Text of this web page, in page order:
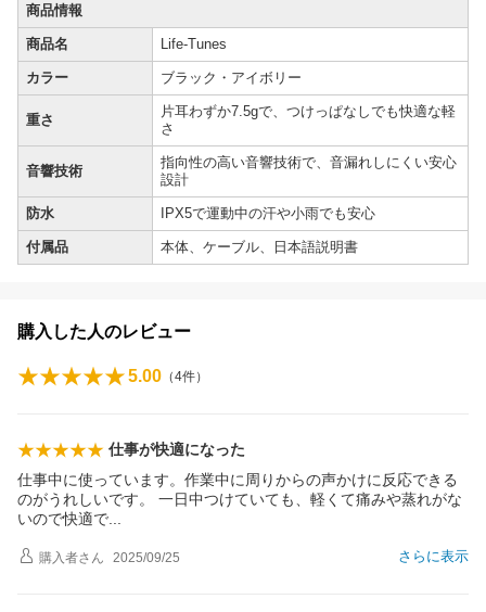
商品情報
商品名 Life-Tunes
カラー ブラック・アイボリー
重さ
片耳わずか7.5gで、つけっぱなしでも快適な軽
さ
音響技術
指向性の高い音響技術で、音漏れしにくい安心
設計
防水 IPX5で運動中の汗や小雨でも安心
付属品 本体、ケーブル、日本語説明書
購入した人のレビュー
5.00 （4件）
仕事が快適になった
仕事中に使っています。作業中に周りからの声かけに反応できる
のがうれしいです。 一日中つけていても、軽くて痛みや蒸れがな
いので快適で
さらに表示
購入者さん 2025/09/25